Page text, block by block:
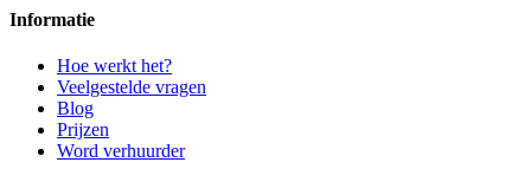
Informatie
Hoe werkt het?
Veelgestelde vragen
Blog
Prijzen
Word verhuurder